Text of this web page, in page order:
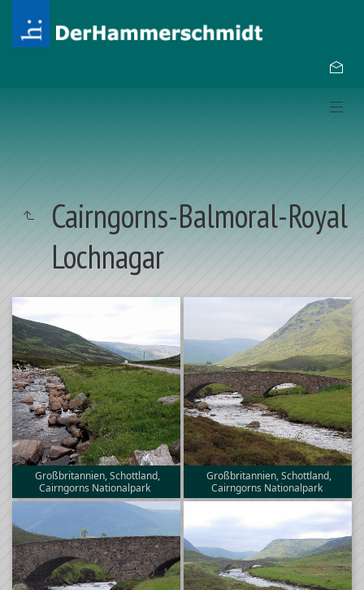
Cairngorns-Balmoral-Royal
Lochnagar
Großbritannien, Schottland,
Cairngorns Nationalpark
Großbritannien, Schottland,
Cairngorns Nationalpark